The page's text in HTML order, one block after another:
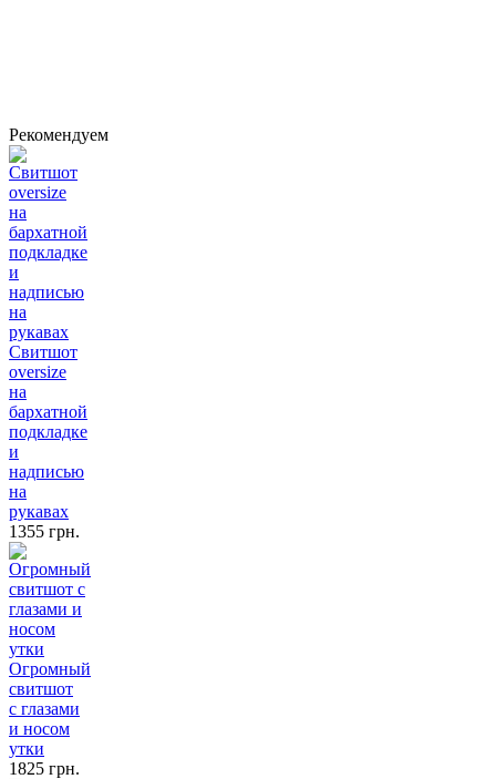
Рекомендуем
Свитшот
oversize
на
бархатной
подкладке
и
надписью
на
рукавах
1355 грн.
Огромный
свитшот
с глазами
и носом
утки
1825 грн.